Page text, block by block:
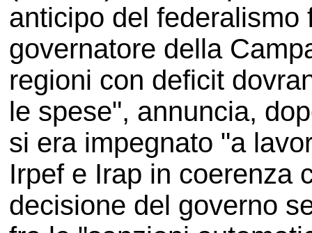
anticipo del
governatore della
regioni con deficit
le spese", annuncia,
si era impegnato "a
Irpef e Irap in coerenza
decisione del governo